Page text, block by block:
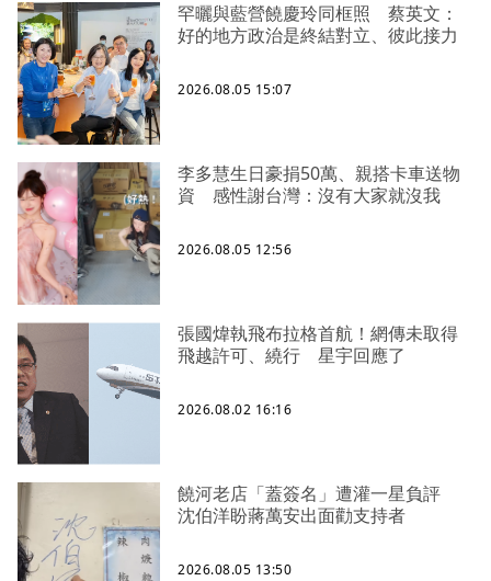
罕曬與藍營饒慶玲同框照 蔡英文：
好的地方政治是終結對立、彼此接力
2026.08.05 15:07
李多慧生日豪捐50萬、親搭卡車送物
資 感性謝台灣：沒有大家就沒我
2026.08.05 12:56
張國煒執飛布拉格首航！網傳未取得
飛越許可、繞行 星宇回應了
2026.08.02 16:16
饒河老店「蓋簽名」遭灌一星負評
沈伯洋盼蔣萬安出面勸支持者
2026.08.05 13:50